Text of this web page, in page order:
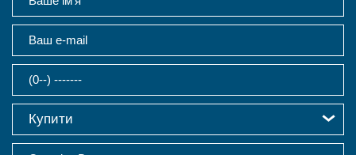
Купити